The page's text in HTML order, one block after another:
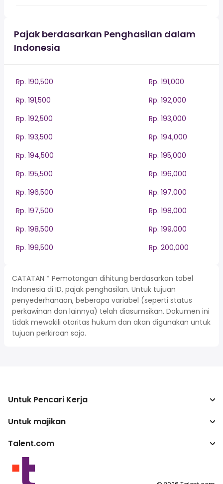
Pajak berdasarkan Penghasilan dalam
Indonesia
Rp. 190,500
Rp. 191,000
Rp. 191,500
Rp. 192,000
Rp. 192,500
Rp. 193,000
Rp. 193,500
Rp. 194,000
Rp. 194,500
Rp. 195,000
Rp. 195,500
Rp. 196,000
Rp. 196,500
Rp. 197,000
Rp. 197,500
Rp. 198,000
Rp. 198,500
Rp. 199,000
Rp. 199,500
Rp. 200,000
CATATAN * Pemotongan dihitung berdasarkan tabel
Indonesia di ID, pajak penghasilan. Untuk tujuan
penyederhanaan, beberapa variabel (seperti status
perkawinan dan lainnya) telah diasumsikan. Dokumen ini
tidak mewakili otoritas hukum dan akan digunakan untuk
tujuan perkiraan saja.
Untuk Pencari Kerja
Mencari pekerjaan
Untuk majikan
Perusahaan
program penerbit
Talent.com
Lebih banyak negara
Ketentuan Layanan